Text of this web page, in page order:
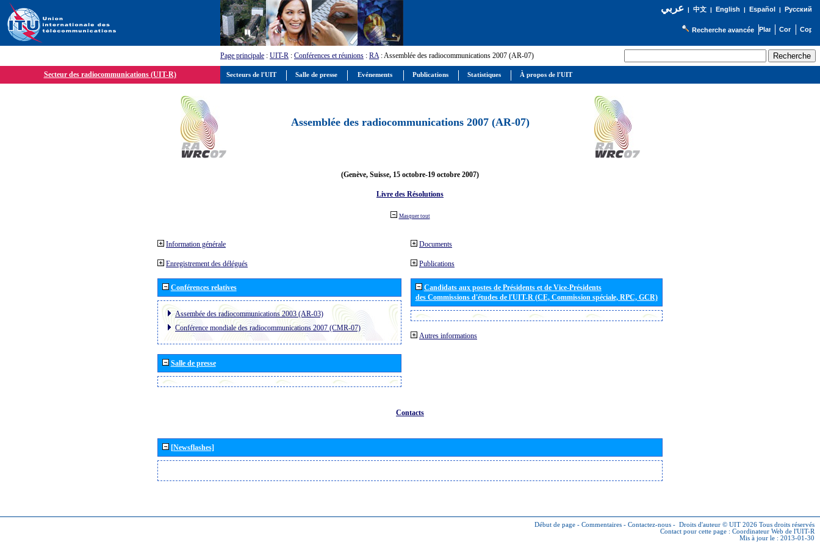
عربي| 中文| English | Español | Русский
Recherche avancée
Page principale : UIT-R : Conférences et réunions : RA: Assemblée des radiocommunications 2007 (AR-07)
Secteur des radiocommunications (UIT-R)
Assemblée des radiocommunications 2007 (AR-07)
(Genève, Suisse, 15 octobre-19 octobre 2007)
Livre des Résolutions
Masquer tout
Information générale
Enregistrement des délégués
Conférences relatives
Assembée des radiocommunications 2003 (AR-03)
Conférence mondiale des radiocommunications 2007 (CMR-07)
Salle de presse
Documents
Publications
Candidats aux postes de Présidents et de Vice-Présidents
des Commissions d'études de l'UIT-R (CE, Commission spéciale, RPC, GCR)
Autres informations
Contacts
[Newsflashes]
Début de page - Commentaires - Contactez-nous - Droits d'auteur © UIT 2026 Tous droits réservés
Contact pour cette page : Coordinateur Web de l'UIT-R
Mis à jour le : 2013-01-30
Secteurs de l'UIT Salle de presse Evénements Publications Statistiques À propos de l'UIT